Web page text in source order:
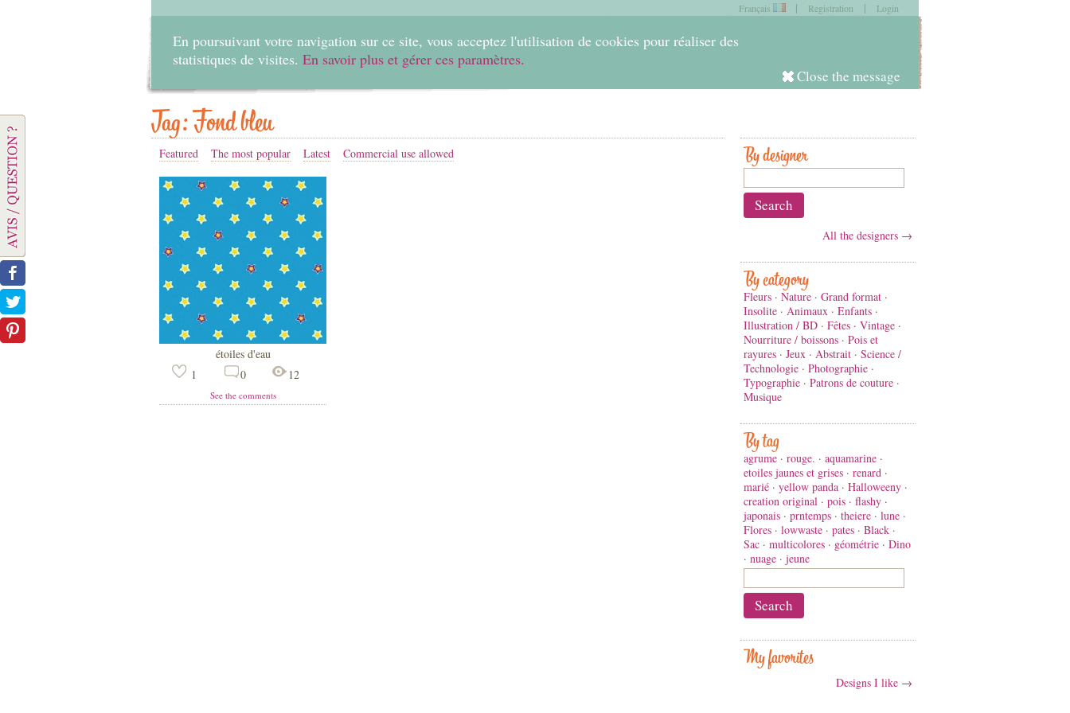
En poursuivant votre navigation sur ce site, vous acceptez l'utilisation de cookies pour réaliser des
statistiques de visites. En savoir plus et gérer ces paramètres.
Close the message
Français | Registration | Login
0item in
Log in
Tag: Fond bleu
Featured The most popular Latest Commercial use allowed
étoiles d'eau
1
0 12
See the comments
By designer
All the designers →
By category
Fleurs · Nature · Grand format ·
Insolite · Animaux · Enfants ·
Illustration / BD · Fêtes · Vintage ·
Nourriture / boissons · Pois et
rayures · Jeux · Abstrait · Science /
Technologie · Photographie ·
Typographie · Patrons de couture ·
Musique
By tag
agrume · rouge. · aquamarine ·
etoiles jaunes et grises · renard ·
marié · yellow panda · Halloweeny ·
creation original · pois · flashy ·
japonais · prntemps · theiere · lune ·
Flores · lowwaste · pates · Black ·
Sac · multicolores · géométrie · Dino
· nuage · jeune
My favorites
Designs I like →